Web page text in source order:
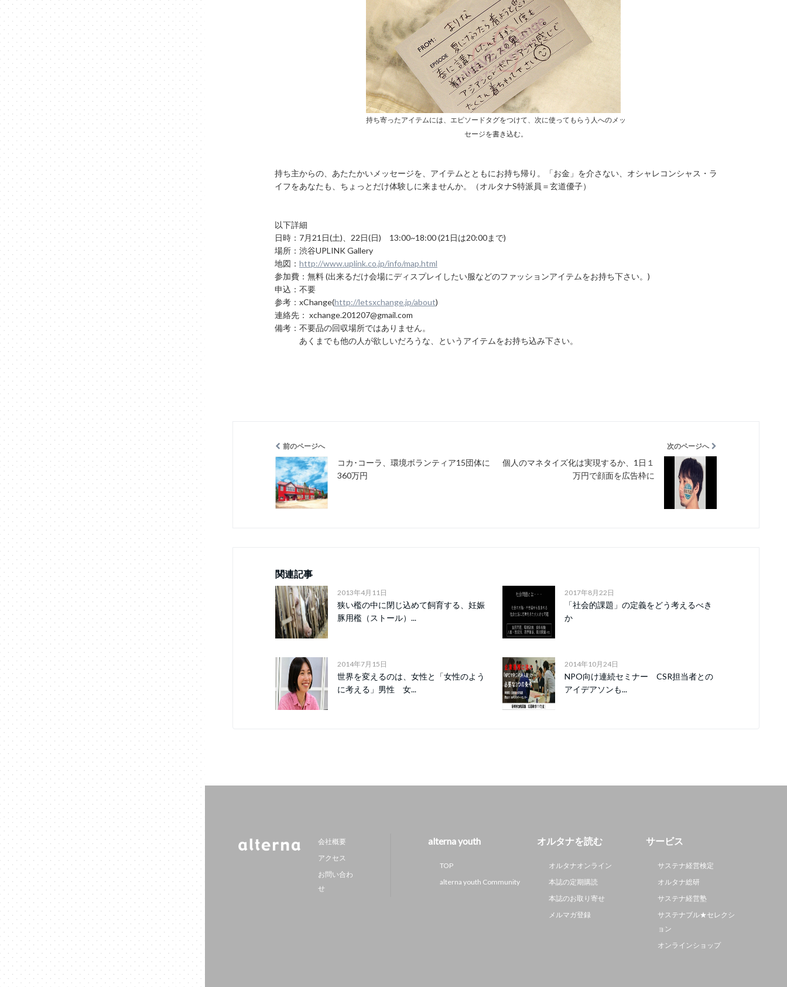
持ち寄ったアイテムには、エピソードタグをつけて、次に使ってもらう人へのメッ
セージを書き込む。
持ち主からの、あたたかいメッセージを、アイテムとともにお持ち帰り。「お金」を介さない、オシャレコンシャス・ラ
イフをあなたも、ちょっとだけ体験しに来ませんか。（オルタナS特派員＝玄道優子）
以下詳細
日時：7月21日(土)、22日(日) 13:00~18:00 (21日は20:00まで)
場所：渋谷UPLINK Gallery
地図： http://www.uplink.co.jp/info/map.html
参加費：無料 (出来るだけ会場にディスプレイしたい服などのファッションアイテムをお持ち下さい。)
申込：不要
参考：xChange(http://letsxchange.jp/about)
連絡先： xchange.201207@gmail.com
備考：不要品の回収場所ではありません。
あくまでも他の人が欲しいだろうな、というアイテムをお持ち込み下さい。
前のページへ
コカ･コーラ、環境ボランティア15団体に
360万円
次のページへ
個人のマネタイズ化は実現するか、1日１
万円で顔面を広告枠に
関連記事
2013年4月11日
狭い檻の中に閉じ込めて飼育する、妊娠
豚用檻（ストール）...
2017年8月22日
「社会的課題」の定義をどう考えるべき
か
2014年7月15日
世界を変えるのは、女性と「女性のよう
に考える」男性 女...
2014年10月24日
NPO向け連続セミナー CSR担当者との
アイデアソンも...
会社概要
アクセス
お問い合わ
せ
alterna youth
TOP
alterna youth Community
オルタナを読む
オルタナオンライン
本誌の定期購読
本誌のお取り寄せ
メルマガ登録
サービス
サステナ経営検定
オルタナ総研
サステナ経営塾
サステナブル★セレクシ
ョン
オンラインショップ